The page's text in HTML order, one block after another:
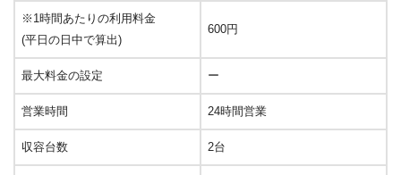
※1時間あたりの利用料金
(平日の日中で算出)
600円
最大料金の設定 ー
営業時間 24時間営業
収容台数 2台